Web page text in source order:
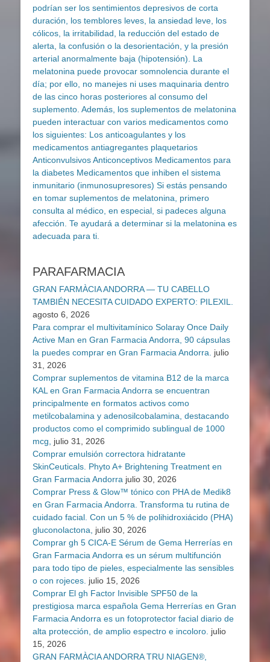
PARAFARMACIA
GRAN FARMÀCIA ANDORRA — TU CABELLO
TAMBIÉN NECESITA CUIDADO EXPERTO: PILEXIL.
agosto 6, 2026
Para comprar el multivitamínico Solaray Once Daily
Active Man en Gran Farmacia Andorra, 90 cápsulas
la puedes comprar en Gran Farmacia Andorra.
julio
31, 2026
Comprar suplementos de vitamina B12 de la marca
KAL en Gran Farmacia Andorra se encuentran
principalmente en formatos activos como
metilcobalamina y adenosilcobalamina, destacando
productos como el comprimido sublingual de 1000
mcg,
julio 31, 2026
Comprar emulsión correctora hidratante
SkinCeuticals. Phyto A+ Brightening Treatment en
Gran Farmacia Andorra julio 30, 2026
Comprar Press & Glow™ tónico con PHA de Medik8
en Gran Farmacia Andorra. Transforma tu rutina de
cuidado facial. Con un 5 % de polihidroxiácido (PHA)
gluconolactona,
julio 30, 2026
Comprar gh 5 CICA-E Sérum de Gema Herrerías en
Gran Farmacia Andorra es un sérum multifunción
para todo tipo de pieles, especialmente las sensibles
o con rojeces. julio 15, 2026
Comprar El gh Factor Invisible SPF50 de la
prestigiosa marca española Gema Herrerías en Gran
Farmacia Andorra es un fotoprotector facial diario de
alta protección, de amplio espectro e incoloro. julio
15, 2026
GRAN FARMÀCIA ANDORRA TRU NIAGEN®,